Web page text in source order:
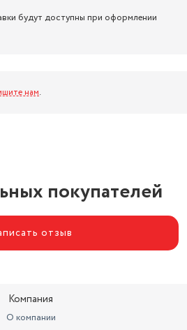
будут доступны при оформлении
нам.
покупателей
отзыв
Компания
О компании